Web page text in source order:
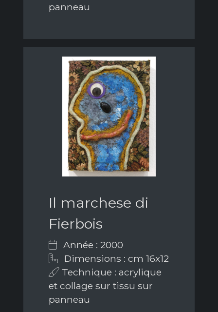
panneau
Il marchese di
Fierbois
Année : 2000
Dimensions : cm 16x12
Technique : acrylique
et collage sur tissu sur
panneau